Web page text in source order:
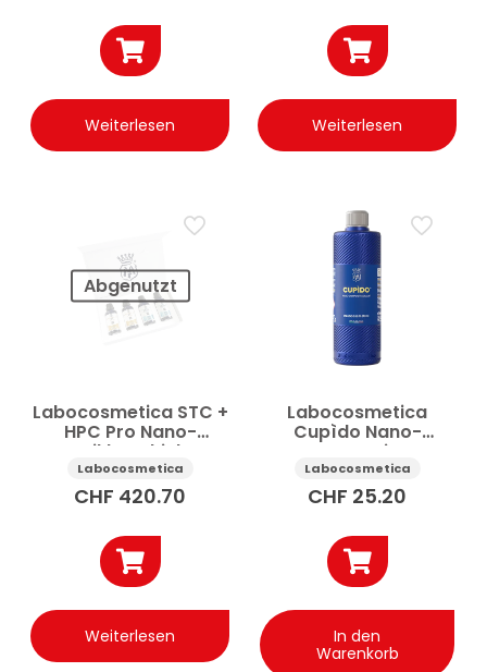
Weiterlesen Weiterlesen
Abgenutzt
Labocosmetica STC +
HPC Pro Nano-
Keramikbeschichtung
Auto Kit 2×50 ml
Labocosmetica
CHF 420.70
Weiterlesen
Labocosmetica
Cupìdo Nano-
Komposit-
Versiegelung Auto
500 ml
Labocosmetica
CHF 25.20
In den
Warenkorb